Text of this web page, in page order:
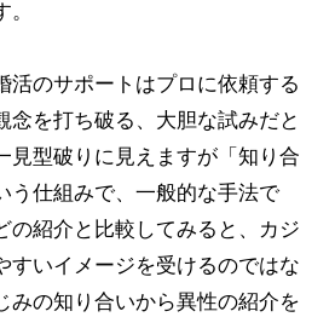
活のサポートはプロに依頼する
念を打ち破る、大胆な試みだと
見型破りに見えますが「知り合
う仕組みで、一般的な手法で
の紹介と比較してみると、カジ
すいイメージを受けるのではな
みの知り合いから異性の紹介を